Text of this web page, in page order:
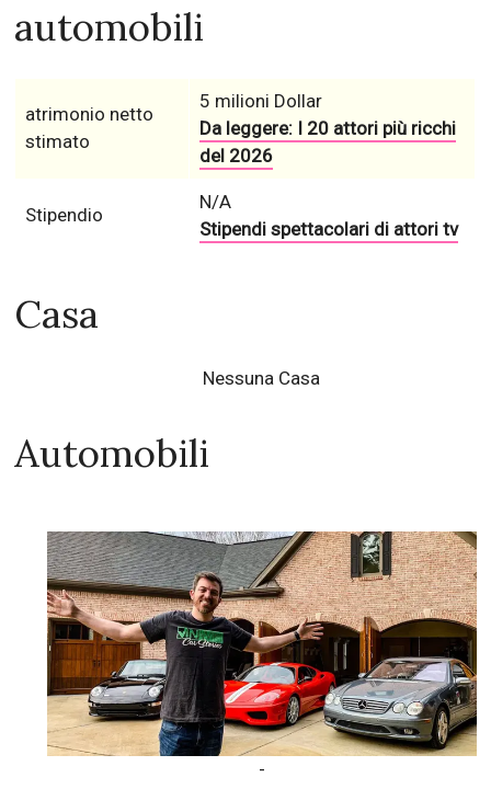
automobili
atrimonio netto
stimato
5 milioni Dollar
Da leggere: I 20 attori più ricchi
del 2026
Stipendio
N/A
Stipendi spettacolari di attori tv
Casa
Nessuna Casa
Automobili
-